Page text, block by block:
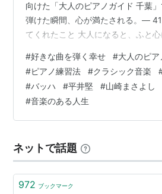
BLUE PERIOD〜A side集（
ASIN:B000AMD23A
OUT OF THE BLUE〜B side
ASIN:B000AMD23K
シングル
全部、君だった。（2003年3月
ASIN:B00008BEGX、
ASIN:B000091KW4
ASIN:B0000CAPAD
向けた「大人のピアノガイド 千葉
弾けた瞬間、心が満たされる。―
てくれたこと 大人になると、ふと
れた曲、 気づけば鼻歌で口ずさんで
ィ。 その曲をピアノで弾けた瞬間、
たされるような幸福感が生まれます
教えてくださった「好きな曲」のお
そっと灯りをともす瞬間そのもの
#好きな曲を弾く幸せ #大人のピ
#ピアノ練習法 #クラシック音楽
#バッハ #平井堅 #山崎まさよし
#音楽のある人生
ネットで話題
972 ブックマーク